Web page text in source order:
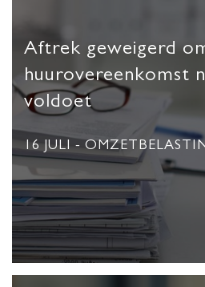
Aftrek geweigerd
huurovereenkomst
voldoet
16 JULI -